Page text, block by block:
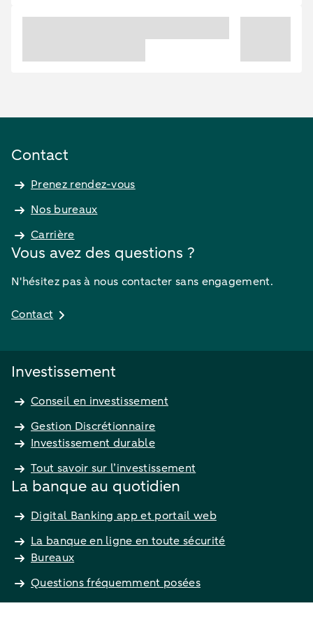
Contact
Prenez rendez-vous
Nos bureaux
Carrière
Vous avez des questions ?
N'hésitez pas à nous contacter sans engagement.
Contact
Investissement
Conseil en investissement
Gestion Discrétionnaire
Investissement durable
Tout savoir sur l’investissement
La banque au quotidien
Digital Banking app et portail web
La banque en ligne en toute sécurité
Bureaux
Questions fréquemment posées